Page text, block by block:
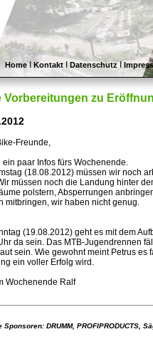
HomeIKontakt DatenschutzI
Vorbereitungen zu
Freunde,
ein paar Infos fürs Wochenende.
(18.08.2012) müssen wir noch
müssen noch die Landung hinter
polstern, Absperrungen
mitbringen, wir haben nicht genug.
(19.08.2012) geht es mit dem
da sein. Das MTB-Jugendrennen
sein. Wie gewohnt meint Petrus es
ein voller Erfolg wird.
Wochenende Ralf
Sponsoren: DRUMM, PROFIPRODUCTS,